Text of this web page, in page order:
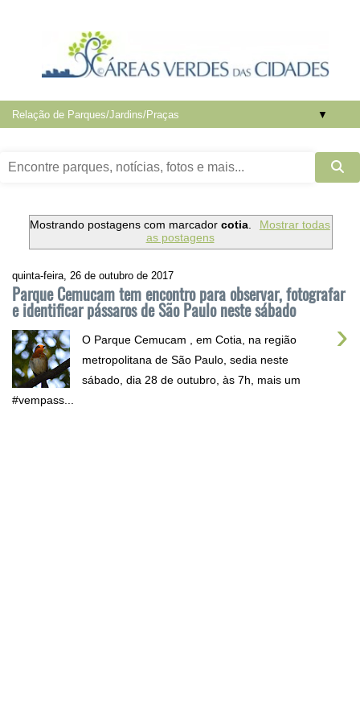
▼
Mostrando postagens com marcadorcotia.
Mostrar todas
as postagens
quinta-feira, 26 de outubro de 2017
Parque Cemucam tem encontro para observar, fotografar
e identificar pássaros de São Paulo neste sábado
›
O Parque Cemucam , em Cotia, na região
metropolitana de São Paulo, sedia neste
sábado, dia 28 de outubro, às 7h, mais um
#vempass...